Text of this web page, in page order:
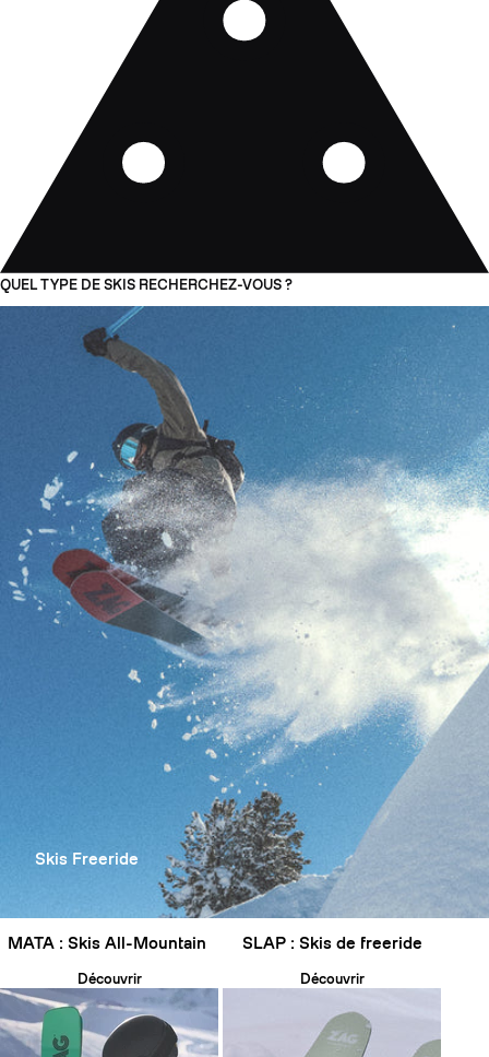
QUEL TYPE DE SKIS RECHERCHEZ-VOUS ?
01
Skis Freeride
MATA : Skis All-Mountain
Découvrir
SLAP : Skis de freeride
Découvrir